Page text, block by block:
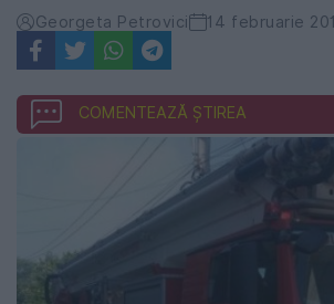
Georgeta Petrovici 14 februarie
COMENTEAZĂ ȘTIREA